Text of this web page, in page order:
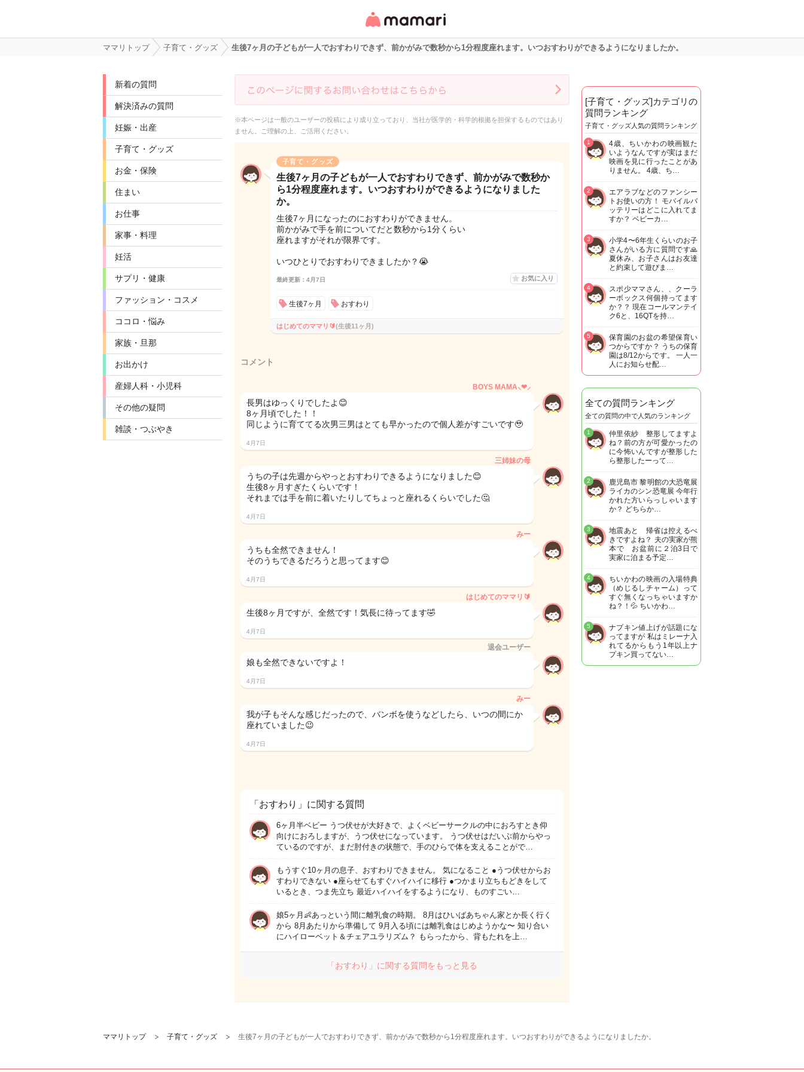
リ・情報サイト
ママリトップ 子育て・グッズ 生後7ヶ月の子どもが一人でおすわりできず、前かがみで数秒から1分程度座れます。いつおすわりができるようになりましたか。
新着の質問
解決済みの質問
妊娠・出産
子育て・グッズ
お金・保険
住まい
お仕事
家事・料理
妊活
サプリ・健康
ファッション・コスメ
ココロ・悩み
家族・旦那
お出かけ
産婦人科・小児科
その他の疑問
雑談・つぶやき
※本ページは一般のユーザーの投稿により成り立っており、当社が医学的・科学的根拠を担保するものではあり
ません。ご理解の上、ご活用ください。
子育て・グッズ
生後7ヶ月の子どもが一人でおすわりできず、前かがみで数秒か
ら1分程度座れます。いつおすわりができるようになりました
か。
生後7ヶ月になったのにおすわりができません。
前かがみで手を前についてだと数秒から1分くらい
座れますがそれが限界です。
いつひとりでおすわりできましたか？😭
最終更新：4月7日 お気に入り
生後7ヶ月 おすわり
はじめてのママリ🔰(生後11ヶ月)
コメント
BOYS MAMA⸜❤︎⸝‍
長男はゆっくりでしたよ😊
8ヶ月頃でした！！
同じように育ててる次男三男はとても早かったので個人差がすごいです🥹
4月7日
三姉妹の母
うちの子は先週からやっとおすわりできるようになりました😊
生後8ヶ月すぎたくらいです！
それまでは手を前に着いたりしてちょっと座れるくらいでした🤔
4月7日
みー
うちも全然できません！
そのうちできるだろうと思ってます😊
4月7日
はじめてのママリ🔰
生後8ヶ月ですが、全然です！気長に待ってます🤣
4月7日
退会ユーザー
娘も全然できないですよ！
4月7日
みー
我が子もそんな感じだったので、バンボを使うなどしたら、いつの間にか
座れていました😉
4月7日
「おすわり」に関する質問
6ヶ月半ベビー うつ伏せが大好きで、よくベビーサークルの中におろすとき仰
向けにおろしますが、うつ伏せになっています。 うつ伏せはだいぶ前からやっ
ているのですが、まだ肘付きの状態で、手のひらで体を支えることがで…
もうすぐ10ヶ月の息子、おすわりできません。 気になること ●うつ伏せからお
すわりできない ●座らせてもすぐハイハイに移行 ●つかまり立ちもどきをして
いるとき、つま先立ち 最近ハイハイをするようになり、ものすごい…
娘5ヶ月👶あっという間に離乳食の時期。 8月はひいばあちゃん家とか長く行く
から 8月あたりから準備して 9月入る頃には離乳食はじめようかな〜 知り合い
にハイローベット＆チェアユラリズム？ もらったから、背もたれを上…
「おすわり」に関する質問をもっと見る
[子育て・グッズ]カテゴリの
質問ランキング
子育て・グッズ人気の質問ランキング
4歳、ちいかわの映画観た
いようなんですが実はまだ
映画を見に行ったことがあ
りません。 4歳、ち…
1
エアラブなどのファンシー
トお使いの方！ モバイルバ
ッテリーはどこに入れてま
すか？ ベビーカ…
2
小学4〜6年生くらいのお子
さんがいる方に質問です🙏
夏休み、お子さんはお友達
と約束して遊びま…
3
スポ少ママさん、、クーラ
ーボックス何個持ってます
か？？ 現在コールマンテイ
ク6と、16QTを持…
4
保育園のお盆の希望保育い
つからですか？ うちの保育
園は8/12からです。 一人一
人にお知らせ配…
5
全ての質問ランキング
全ての質問の中で人気のランキング
仲里依紗 整形してますよ
ね？前の方が可愛かったの
に今怖いんですが整形した
ら整形したーって…
1
鹿児島市 黎明館の大恐竜展
ライカのシン恐竜展 今年行
かれた方いらっしゃいます
か？ どちらか…
2
地震あと 帰省は控えるべ
きですよね？ 夫の実家が熊
本で お盆前に２泊3日で
実家に泊まる予定…
3
ちいかわの映画の入場特典
（めじるしチャーム）って
すぐ無くなっちゃいますか
ね？！💦 ちいかわ…
4
ナプキン値上げが話題にな
ってますが 私はミレーナ入
れてるからもう1年以上ナ
プキン買ってない…
5
ママリトップ 子育て・グッズ 生後7ヶ月の子どもが一人でおすわりできず、前かがみで数秒から1分程度座れます。いつおすわりができるようになりましたか。